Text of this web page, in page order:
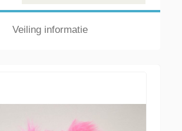
Veiling informatie